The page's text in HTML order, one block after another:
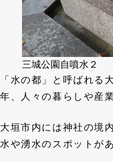
三城公園自噴水２
「水の都」と呼ばれる
年、人々の暮らしや産
大垣市内には神社の境
水や湧水のスポットが